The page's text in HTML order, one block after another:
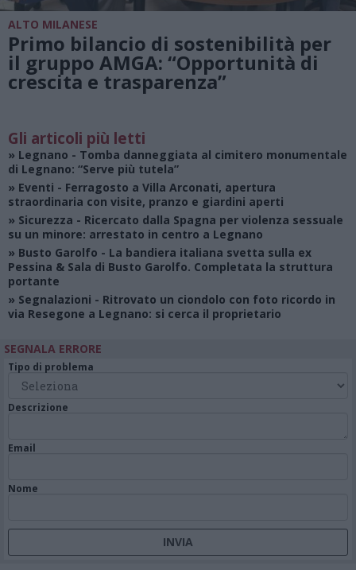
ALTO MILANESE
Primo bilancio di sostenibilità per
il gruppo AMGA: “Opportunità di
crescita e trasparenza”
Gli articoli più letti
» Legnano - Tomba danneggiata al cimitero monumentale
di Legnano: “Serve più tutela”
» Eventi - Ferragosto a Villa Arconati, apertura
straordinaria con visite, pranzo e giardini aperti
» Sicurezza - Ricercato dalla Spagna per violenza sessuale
su un minore: arrestato in centro a Legnano
» Busto Garolfo - La bandiera italiana svetta sulla ex
Pessina & Sala di Busto Garolfo. Completata la struttura
portante
» Segnalazioni - Ritrovato un ciondolo con foto ricordo in
via Resegone a Legnano: si cerca il proprietario
SEGNALA ERRORE
Tipo di problema
Descrizione
Email
Nome